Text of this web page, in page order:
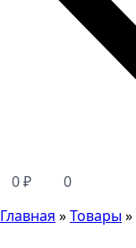
0₽
0
Главная »Товары»